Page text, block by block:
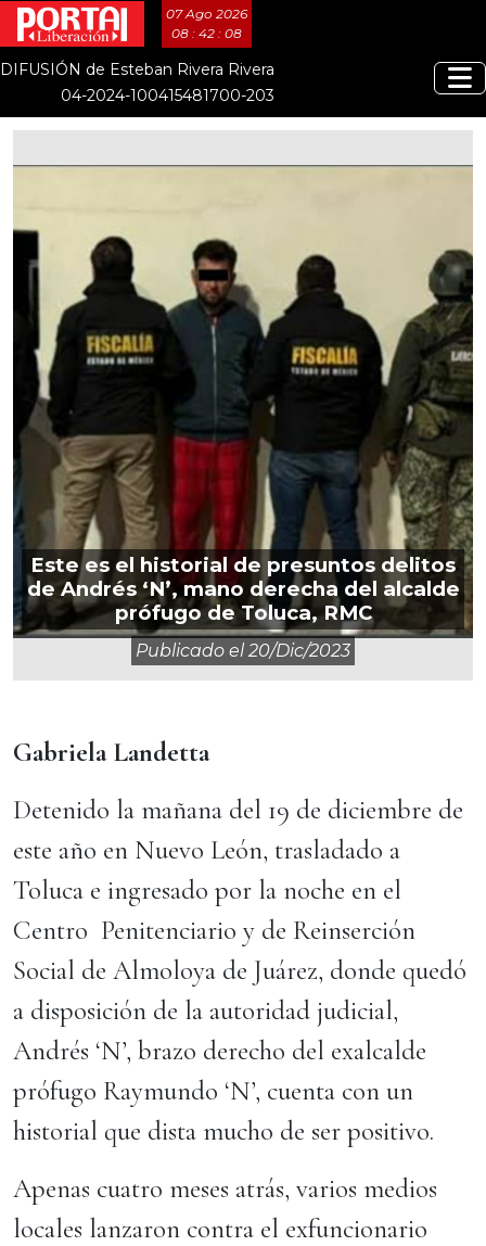
07 Ago 2026
08 : 42 : 09
DIFUSIÓN de Esteban Rivera Rivera
04-2024-100415481700-203
Este es el historial de presuntos delitos
de Andrés ‘N’, mano derecha del alcalde
prófugo de Toluca, RMC
Publicado el20/dic/2023
Gabriela Landetta
Detenido la mañana del 19 de diciembre de
este año en Nuevo León, trasladado a
Toluca e ingresado por la noche en el
Centro Penitenciario y de Reinserción
Social de Almoloya de Juárez, donde quedó
a disposición de la autoridad judicial,
Andrés ‘N’, brazo derecho del exalcalde
prófugo Raymundo ‘N’, cuenta con un
historial que dista mucho de ser positivo.
Apenas cuatro meses atrás, varios medios
locales lanzaron contra el exfuncionario